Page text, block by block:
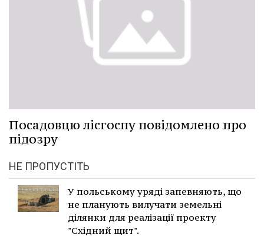
Посадовцю лісгоспу повідомлено про
підозру
НЕ ПРОПУСТІТЬ
У польському уряді запевняють, що
не планують вилучати земельні
ділянки для реалізації проекту
"Східний щит".